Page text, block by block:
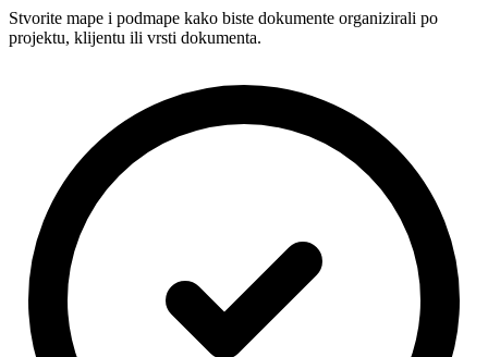
Stvorite mape i podmape kako biste dokumente organizirali po
projektu, klijentu ili vrsti dokumenta.